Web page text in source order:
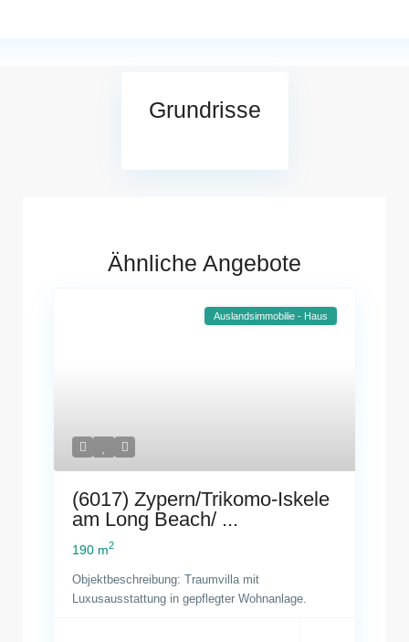
Grundrisse
Ähnliche Angebote
Auslandsimmobilie - Haus
(6017) Zypern/Trikomo-Iskele
am Long Beach/ ...
190 m2
Objektbeschreibung: Traumvilla mit
Luxusausstattung in gepflegter Wohnanlage.